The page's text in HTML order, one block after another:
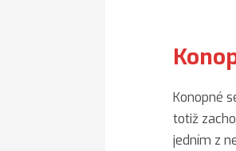
Konopné
totiž
jedním z